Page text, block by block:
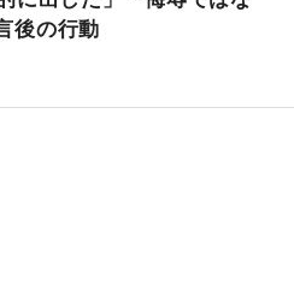
後の行動